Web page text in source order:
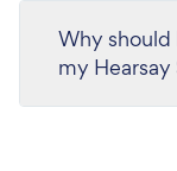
Why should
my Hearsay